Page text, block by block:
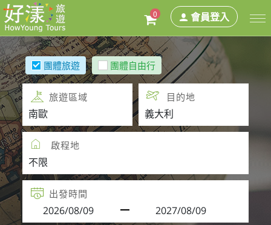
0 會員登入
團體旅遊 團體自由行
旅遊區域 目的地
啟程地
出發時間